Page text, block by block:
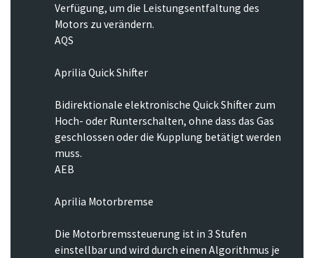
Verfügung, um die Leistungsentfaltung des
Motors zu verändern.
AQS
Aprilia Quick Shifter
Bidirektionale elektronische Quick Shifter zum
Hoch- oder Runterschalten, ohne dass das Gas
geschlossen oder die Kupplung betätigt werden
muss.
AEB
Aprilia Motorbremse
Die Motorbremssteuerung ist in 3 Stufen
einstellbar und wird durch einen Algorithmus je